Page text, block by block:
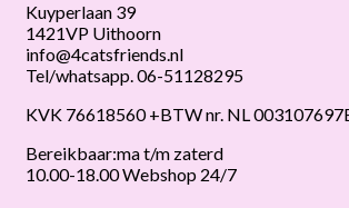
Kuyperlaan 39
1421VP Uithoorn
info@4catsfriends.nl
Tel/whatsapp. 06-51128295
KVK 76618560 +BTW nr. NL
Bereikbaar:ma t/m zaterd
10.00-18.00 Webshop 24/7